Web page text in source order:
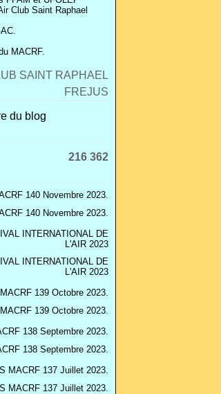
Club Saint Raphael
MACRF.
du blog
216 362
140 Novembre 2023.
INTERNATIONAL DE
L'AIR 2023
139 Octobre 2023.
138 Septembre 2023.
MACRF 137 Juillet 2023.